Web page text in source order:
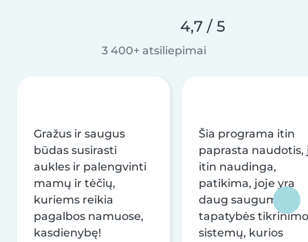
4,7 / 5
3 400+ atsiliepimai
Gražus ir saugus
būdas susirasti
aukles ir palengvinti
mamų ir tėčių,
kuriems reikia
pagalbos namuose,
kasdienybę!
Šia programa itin
paprasta naudotis,
itin naudinga,
patikima, joje yra
daug saugumo ir
tapatybės tikrinimo
sistemų, kurios